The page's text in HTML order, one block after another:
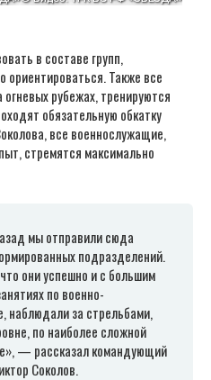
в составе групп,
ориентироваться. Также все
рубежах, тренируются
обязательную обкатку
все военнослужащие,
стремятся максимально
мы отправили сюда
подразделений.
они успешно и с большим
по военно-
наблюдали за стрельбами,
по наиболее сложной
— рассказал командующий
Соколов.